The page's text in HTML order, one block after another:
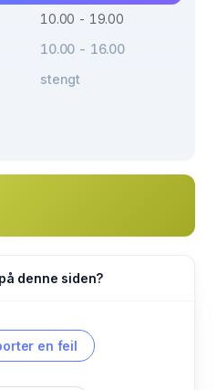
10.00 - 19.00
10.00 - 16.00
stengt
denne siden?
en feil